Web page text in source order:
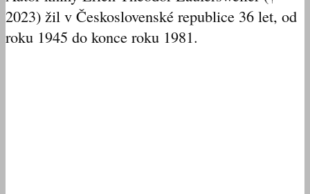
2023) žil v Československé republice 36 let, od
roku 1945 do konce roku 1981.